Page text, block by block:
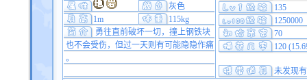
135
1250000
70
120
未发现
灰色
1m
115kg
勇往直前破坏一切，撞上钢铁块
也不会受伤，但过一天则有可能隐隐作痛
。